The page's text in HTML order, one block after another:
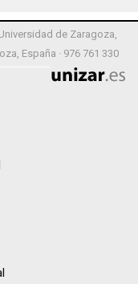
de Zaragoza,
España · 976 761 330